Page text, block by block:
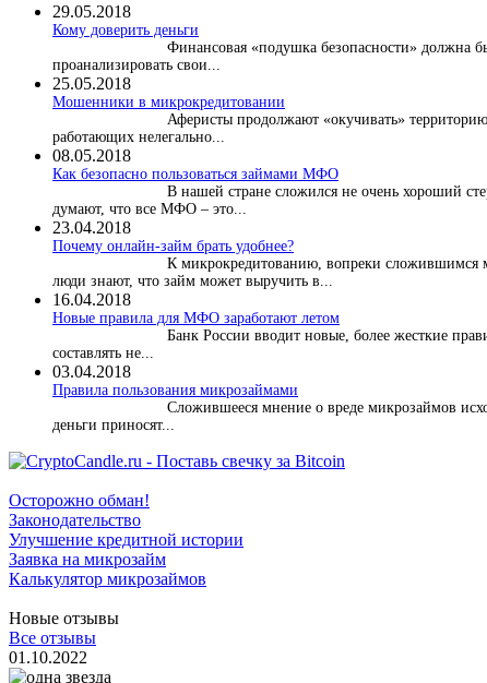
29.05.2018
Кому доверить деньги
Финансовая «подушка безопасности» должна
проанализировать свои...
25.05.2018
Мошенники в микрокредитовании
Аферисты продолжают «окучивать»
работающих нелегально...
08.05.2018
Как безопасно пользоваться займами МФО
В нашей стране сложился не очень хороший
думают, что все МФО – это...
23.04.2018
Почему онлайн-займ брать удобнее?
К микрокредитованию, вопреки сложившимся
люди знают, что займ может выручить в...
16.04.2018
Новые правила для МФО заработают летом
Банк России вводит новые, более жесткие
составлять не...
03.04.2018
​Правила пользования микрозаймами
Сложившееся мнение о вреде микрозаймов
деньги приносят...
Осторожно обман!
Законодательство
Улучшение кредитной истории
Заявка на микрозайм
Калькулятор микрозаймов
Новые отзывы
Все отзывы
01.10.2022